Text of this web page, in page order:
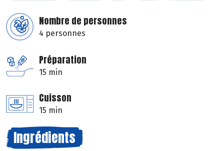
Nombre de personnes
4 personnes
Préparation
15 min
Cuisson
15 min
Ingrédients